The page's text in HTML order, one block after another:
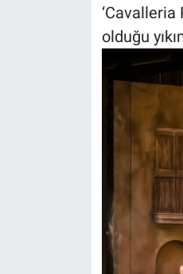
‘Cavalleria
olduğu